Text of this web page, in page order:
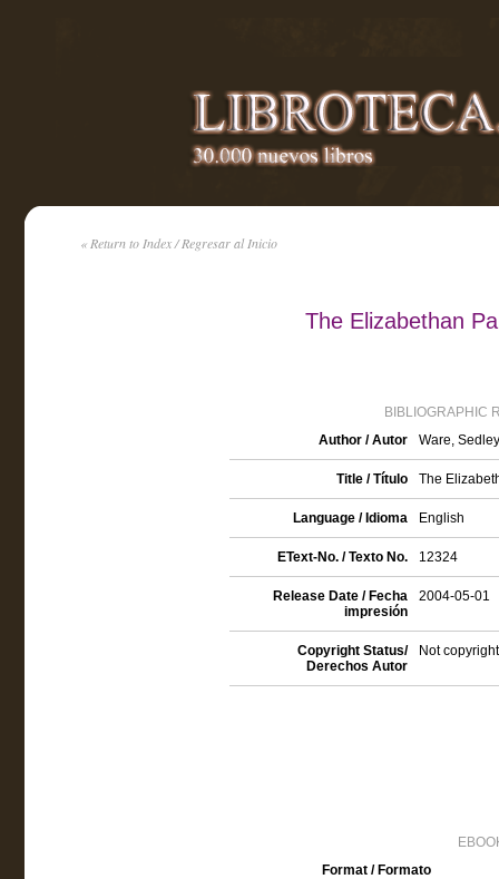
« Return to Index / Regresar al Inicio
The Elizabethan
BIBLIOGRAPHIC
Author / Autor
Ware,
Title / Título The
Language / Idioma English
EText-No. / Texto No. 12324
Release Date / Fecha
impresión
2004-05-01
Copyright Status/
Derechos Autor
Not
Format / Formato